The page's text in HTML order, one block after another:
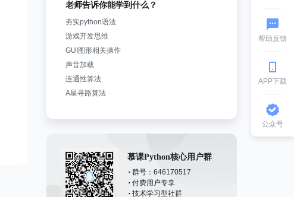
老师告诉你能学到什么？
夯实python语法
游戏开发思维
GUI图形相关操作
声音加载
连通性算法
慕课Python核心用户群
群号：646170517
付费用户专享
技术学习型社群
帮助反馈
APP下载
公众号